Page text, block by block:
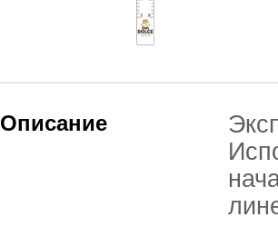
Описание